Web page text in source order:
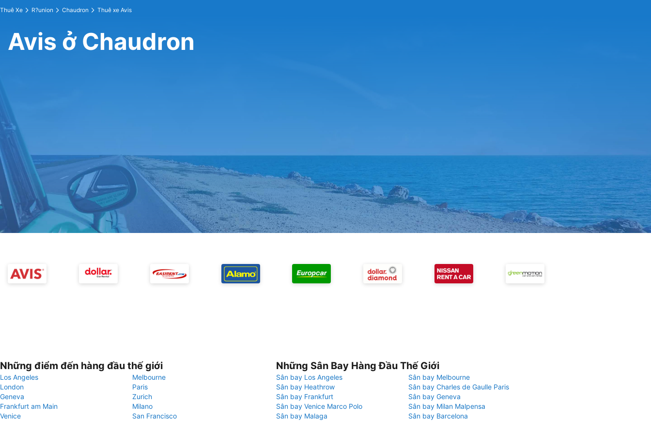
Thuê Xe R?union Chaudron Thuê xe Avis
Avis ở Chaudron
Những điểm đến hàng đầu thế giới
Los Angeles
Melbourne
London
Paris
Geneva
Zurich
Frankfurt am Main
Milano
Venice
San Francisco
Những Sân Bay Hàng Đầu Thế Giới
Sân bay Los Angeles
Sân bay Melbourne
Sân bay Heathrow
Sân bay Charles de Gaulle Paris
Sân bay Frankfurt
Sân bay Geneva
Sân bay Venice Marco Polo
Sân bay Milan Malpensa
Sân bay Malaga
Sân bay Barcelona